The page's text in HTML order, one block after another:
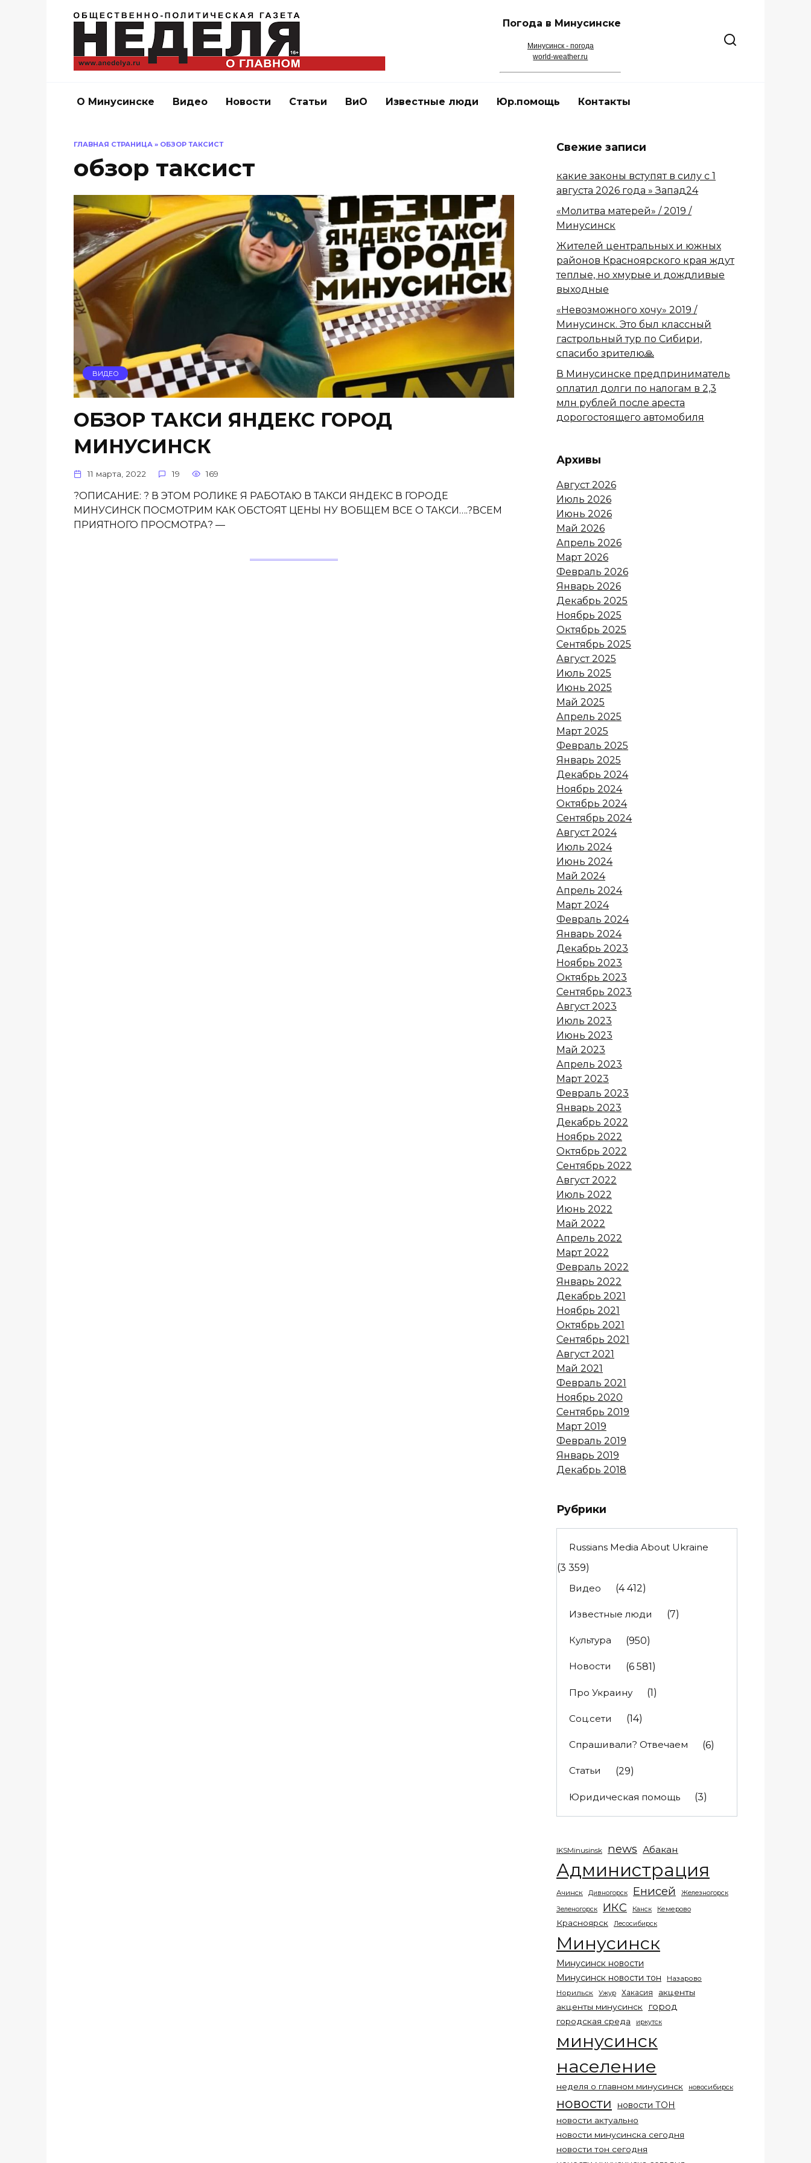
Погода в Минусинске
Минусинск - погода
world-weather.ru
О Минусинске Видео Новости Статьи ВиО Известные люди Юр.помощь Контакты
ГЛАВНАЯ СТРАНИЦА » ОБЗОР ТАКСИСТ
обзор таксист
ВИДЕО
ОБЗОР ТАКСИ ЯНДЕКС ГОРОД
МИНУСИНСК
11 марта, 2022 19 169
?ОПИСАНИЕ: ? В ЭТОМ РОЛИКЕ Я РАБОТАЮ В ТАКСИ ЯНДЕКС В ГОРОДЕ
МИНУСИНСК ПОСМОТРИМ КАК ОБСТОЯТ ЦЕНЫ НУ ВОБЩЕМ ВСЕ О ТАКСИ….?ВСЕМ
ПРИЯТНОГО ПРОСМОТРА? —
Свежие записи
какие законы вступят в силу с 1
августа 2026 года » Запад24
«Молитва матерей» / 2019 /
Минусинск
Жителей центральных и южных
районов Красноярского края ждут
теплые, но хмурые и дождливые
выходные
«Невозможного хочу» 2019 /
Минусинск. Это был классный
гастрольный тур по Сибири,
спасибо зрителю🙏
В Минусинске предприниматель
оплатил долги по налогам в 2,3
млн рублей после ареста
дорогостоящего автомобиля
Архивы
Август 2026
Июль 2026
Июнь 2026
Май 2026
Апрель 2026
Март 2026
Февраль 2026
Январь 2026
Декабрь 2025
Ноябрь 2025
Октябрь 2025
Сентябрь 2025
Август 2025
Июль 2025
Июнь 2025
Май 2025
Апрель 2025
Март 2025
Февраль 2025
Январь 2025
Декабрь 2024
Ноябрь 2024
Октябрь 2024
Сентябрь 2024
Август 2024
Июль 2024
Июнь 2024
Май 2024
Апрель 2024
Март 2024
Февраль 2024
Январь 2024
Декабрь 2023
Ноябрь 2023
Октябрь 2023
Сентябрь 2023
Август 2023
Июль 2023
Июнь 2023
Май 2023
Апрель 2023
Март 2023
Февраль 2023
Январь 2023
Декабрь 2022
Ноябрь 2022
Октябрь 2022
Сентябрь 2022
Август 2022
Июль 2022
Июнь 2022
Май 2022
Апрель 2022
Март 2022
Февраль 2022
Январь 2022
Декабрь 2021
Ноябрь 2021
Октябрь 2021
Сентябрь 2021
Август 2021
Май 2021
Февраль 2021
Ноябрь 2020
Сентябрь 2019
Март 2019
Февраль 2019
Январь 2019
Декабрь 2018
Рубрики
Russians Media About Ukraine
(3 359)
Видео
(4 412)
Известные люди (7)
Культура (950)
Новости (6 581)
Про Украину (1)
Соц.сети (14)
Спрашивали? Отвечаем (6)
Статьи (29)
Юридическая помощь (3)
IKSMinusinsk news Абакан
Администрация
Ачинск Дивногорск Енисей Железногорск
Зеленогорск ИКС Канск Кемерово
Красноярск Лесосибирск
Минусинск
Минусинск новости
Минусинск новости тон
Назарово
Норильск
Ужур Хакасия
акценты
акценты минусинск
город
городская среда иркутск
минусинск
население
неделя о главном минусинск новосибирск
новости новости ТОН
новости актуально
новости минусинска сегодня
новости тон сегодня